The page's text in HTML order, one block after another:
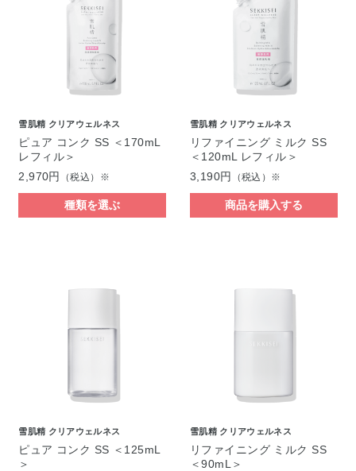
雪肌精 クリアウェルネス
ピュア コンク SS ＜170mL
レフィル＞
2,970円
（税込）※
種類を選ぶ
雪肌精 クリアウェルネス
リファイニング ミルク SS
＜120mL レフィル＞
3,190円
（税込）※
商品を購入する
雪肌精 クリアウェルネス
ピュア コンク SS ＜125mL
＞
雪肌精 クリアウェルネス
リファイニング ミルク SS
＜90mL＞